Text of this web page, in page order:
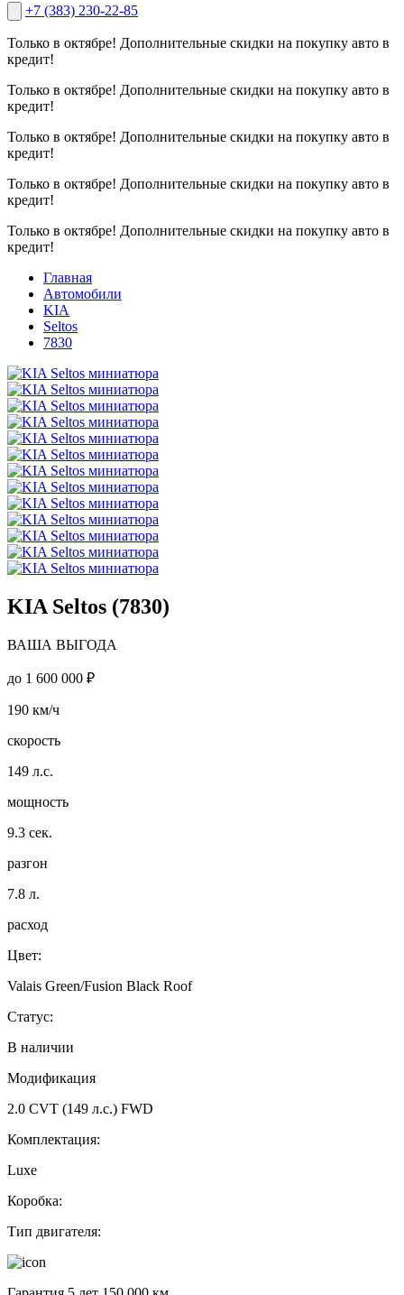
+7 (383) 230-22-85
Только в октябре! Дополнительные скидки на покупку авто в
кредит!
Только в октябре! Дополнительные скидки на покупку авто в
кредит!
Только в октябре! Дополнительные скидки на покупку авто в
кредит!
Только в октябре! Дополнительные скидки на покупку авто в
кредит!
Только в октябре! Дополнительные скидки на покупку авто в
кредит!
Главная
Автомобили
KIA
Seltos
7830
KIA Seltos (7830)
ВАША ВЫГОДА
до 1 600 000 ₽
190 км/ч
скорость
149 л.с.
мощность
9.3 сек.
разгон
7.8 л.
расход
Цвет:
Valais Green/Fusion Black Roof
Статус:
В наличии
Модификация
2.0 CVT (149 л.с.) FWD
Комплектация:
Luxe
Коробка:
Тип двигателя: